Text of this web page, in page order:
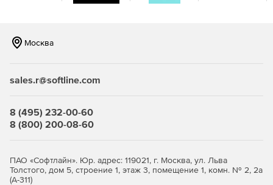
– предназначен для автоматизации учета
оформление документов, что позволяет уделить
и его автомобилем. Кроме того, программа позволяет
внутренних операций.
на легковые и грузовые автомобили, автобусы,
тракторы, двигатели, сельхоз-, спец- и дорожно-
Москва
sales.r@softline.com
8 (495) 232-00-60
8 (800) 200-08-60
ПАО «Софтлайн». Юр. адрес: 119021, г. Москва, ул. Льва
Толстого, дом 5, строение 1, этаж 3, помещение 1, комн. № 2, 2а
(А-311)